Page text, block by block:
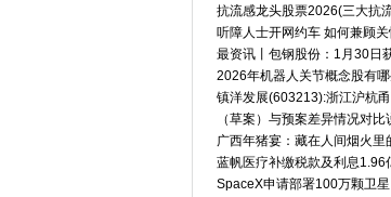
抗流感龙头股票2026(三大抗
听障人士开网约车 如何兼顾关
最资讯丨包钢股份：1月30日
2026年机器人关节概念股有
镇洋发展(603213):浙江沪杭
（草案）与预案差异情况对比
广西年猪宴：藏在人间烟火里
蓝帆医疗补缴税款及利息1.96
SpaceX申请部署100万颗卫星